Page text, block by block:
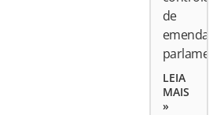
de
emendas
LEIA
MAIS
»